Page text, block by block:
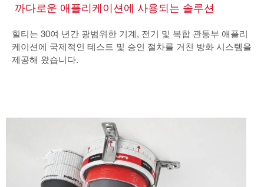
까다로운 애플리케이션에 사용되는 솔루션
힐티는 30여 년간 광범위한 기계, 전기 및 복합 관통부 애플리
케이션에 국제적인 테스트 및 승인 절차를 거친 방화 시스템을
제공해 왔습니다.